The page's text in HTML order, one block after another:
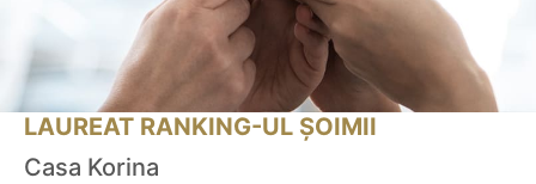
LAUREAT RANKING-UL ȘOIMII
Casa Korina